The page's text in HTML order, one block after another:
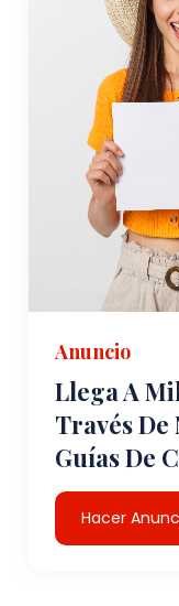
Anuncio
Llega A
Través
Guías De
Hacer